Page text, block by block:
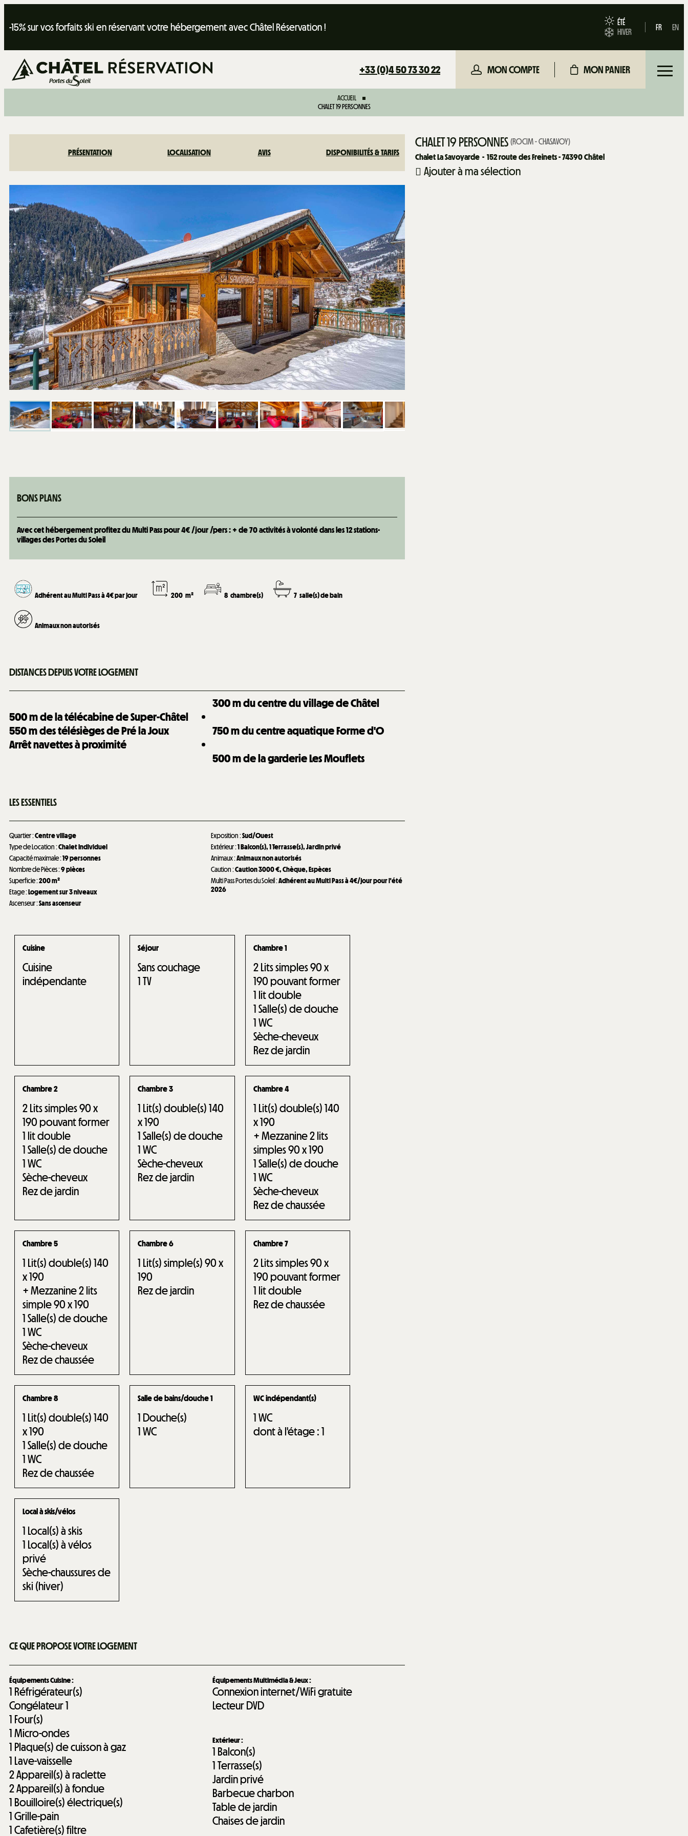
-15% sur vos forfaits ski en réservant votre hébergement avec Châtel Réservation !
ÉTÉ
HIVER
FR EN
+33 (0)4 50 73 30 22 MON COMPTE MON PANIER
ACCUEIL
CHALET 19 PERSONNES
PRÉSENTATION LOCALISATION AVIS DISPONIBILITÉS & TARIFS
CHALET 19 PERSONNES (ROCIM - CHASAVOY)
Chalet La Savoyarde
152route des Freinets - 74390 Châtel
Ajouter à ma sélection
BONS PLANS
Avec cet hébergement profitez du Multi Pass pour 4€ /jour /pers : + de 70 activités à volonté dans les 12 stations-
villages des Portes du Soleil
Adhérent au Multi Pass à 4€ par jour 200 m² 8 chambre(s) 7 salle(s) de bain
Animaux non autorisés
DISTANCES DEPUIS VOTRE LOGEMENT
500m de la télécabine de Super-Châtel
550m des télésièges de Pré la Joux
Arrêt navettes à proximité
300m du centre du village de Châtel
750m du centre aquatique Forme d'O
500m de la garderie Les Mouflets
LES ESSENTIELS
Quartier:Centre village
Type de Location:Chalet Individuel
Capacité maximale:19 personnes
Nombre de Pièces:9 pièces
Superficie:200m²
Etage:Logement sur 3 niveaux
Ascenseur:Sans ascenseur
Exposition:Sud/Ouest
Extérieur:1Balcon(s) 1Terrasse(s) Jardin privé
Animaux:Animaux non autorisés
Caution:Caution3000 € Chèque Espèces
Multi Pass Portes du Soleil :Adhérent au Multi Pass à 4€/jour pour l'été
2026
Cuisine
Cuisine
indépendante
Séjour
Sans couchage
1TV
Chambre 1
2 Lits simples 90 x
190 pouvant former
1 lit double
1Salle(s) de douche
1WC
Sèche-cheveux
Rez de jardin
Chambre 2
2Lits simples 90 x
190 pouvant former
1 lit double
1Salle(s) de douche
1WC
Sèche-cheveux
Rez de jardin
Chambre 3
1 Lit(s) double(s) 140
x 190
1Salle(s) de douche
1WC
Sèche-cheveux
Rez de jardin
Chambre 4
1 Lit(s) double(s) 140
x 190
+ Mezzanine 2 lits
simples 90 x 190
1Salle(s) de douche
1WC
Sèche-cheveux
Rez de chaussée
Chambre 5
1 Lit(s) double(s) 140
x 190
+ Mezzanine 2 lits
simple 90 x 190
1Salle(s) de douche
1WC
Sèche-cheveux
Rez de chaussée
Chambre 6
1 Lit(s) simple(s) 90 x
190
Rez de jardin
Chambre 7
2 Lits simples 90 x
190 pouvant former
1 lit double
Rez de chaussée
Chambre 8
1 Lit(s) double(s) 140
x 190
1Salle(s) de douche
1WC
Rez de chaussée
Salle de bains/douche 1
1 Douche(s)
1WC
WC indépendant(s)
1WC
dont à l'étage :1
Local à skis/vélos
1 Local(s) à skis
1 Local(s) à vélos
privé
Sèche-chaussures de
ski (hiver)
CE QUE PROPOSE VOTRE LOGEMENT
Équipements Cuisine:
1 Réfrigérateur(s)
Congélateur1
1 Four(s)
1Micro-ondes
1 Plaque(s) de cuisson à gaz
1 Lave-vaisselle
2Appareil(s) à raclette
2Appareil(s) à fondue
1 Bouilloire(s) électrique(s)
1Grille-pain
1Cafetière(s) filtre
Équipements Multimédia & Jeux:
Connexion internet/WiFi gratuite
Lecteur DVD
Extérieur:
1 Balcon(s)
1Terrasse(s)
Jardin privé
Barbecue charbon
Table de jardin
Chaises de jardin